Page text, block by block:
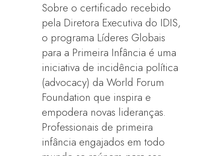
Sobre o certificado recebido
pela Diretora Executiva do IDIS,
o programa Líderes Globais
para a Primeira Infância é uma
iniciativa de incidência política
(advocacy) da World Forum
Foundation que inspira e
empodera novas lideranças.
Professionais de primeira
infância engajados em todo